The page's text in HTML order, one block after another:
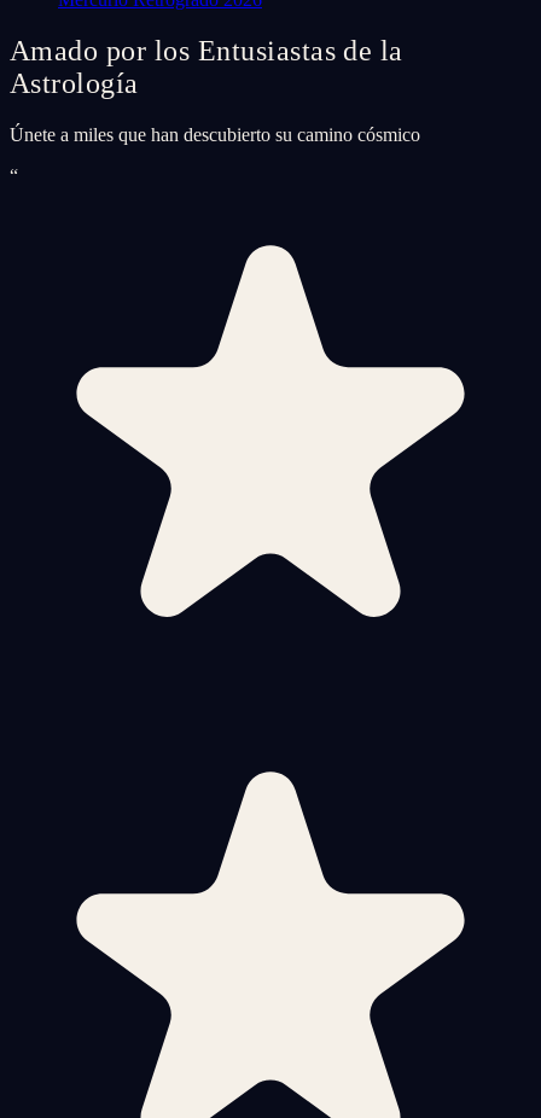
Amado por los Entusiastas de la
Astrología
Únete a miles que han descubierto su camino cósmico
“